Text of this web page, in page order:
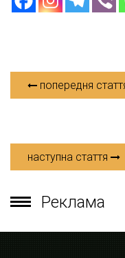
попередня
наступна стаття
Реклама